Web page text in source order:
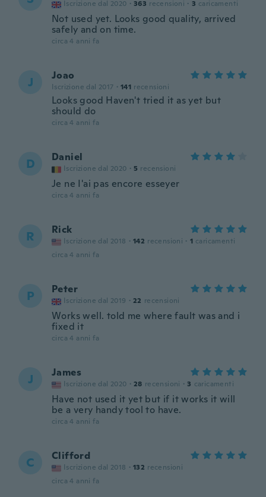
Iscrizione dal 2020 · 363 recensioni · 3 caricamenti
Not used yet. Looks good quality, arrived
safely and on time.
circa 4 anni fa
J Joao
Iscrizione dal 2017 · 141 recensioni
Looks good Haven't tried it as yet but
should do
circa 4 anni fa
D Daniel
Iscrizione dal 2020 · 5 recensioni
Je ne I'ai pas encore esseyer
circa 4 anni fa
R Rick
Iscrizione dal 2018 · 142 recensioni · 1 caricamenti
circa 4 anni fa
P Peter
Iscrizione dal 2019 · 22 recensioni
Works well. told me where fault was and i
fixed it
circa 4 anni fa
J James
Iscrizione dal 2020 · 28 recensioni · 3 caricamenti
Have not used it yet but if it works it will
be a very handy tool to have.
circa 4 anni fa
C Clifford
Iscrizione dal 2018 · 132 recensioni
circa 4 anni fa